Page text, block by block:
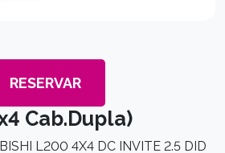
RESERVAR
Cab.Dupla)
L200 4X4 DC INVITE 2.5 DID